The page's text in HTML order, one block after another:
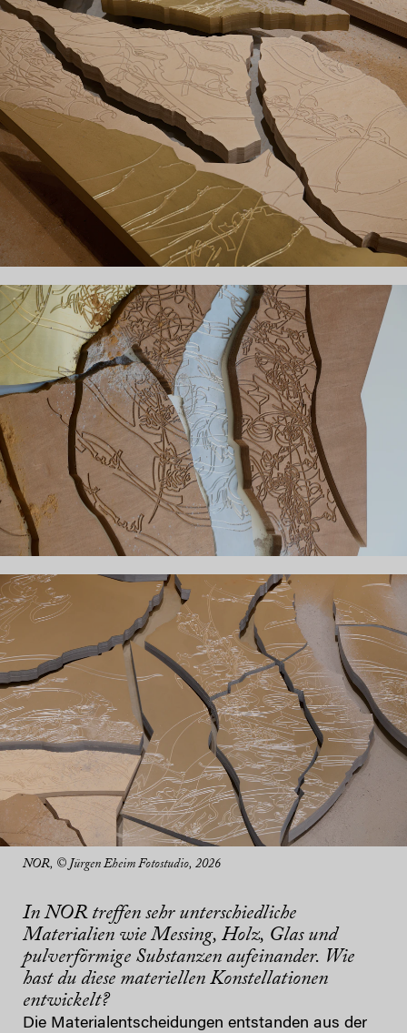
NOR, © Jürgen Eheim Fotostudio, 2026
In NOR treffen sehr unterschiedliche
Materialien wie Messing, Holz, Glas und
pulverförmige Substanzen aufeinander. Wie
hast du diese materiellen Konstellationen
entwickelt?
Die Materialentscheidungen entstanden aus der